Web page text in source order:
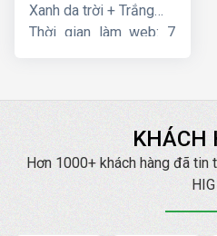
Xanh da trời + Trắng
Thời gian làm web: 7
KHÁCH
Hơn 1000+ khách hàng đã
HIG